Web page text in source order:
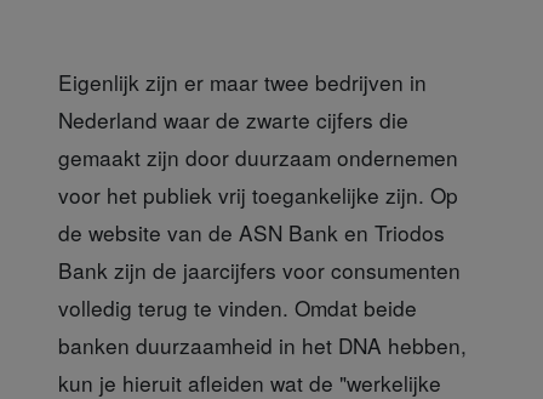
Eigenlijk zijn er maar twee bedrijven in
Nederland waar de zwarte cijfers die
gemaakt zijn door duurzaam ondernemen
voor het publiek vrij toegankelijke zijn. Op
de website van de ASN Bank en Triodos
Bank zijn de jaarcijfers voor consumenten
volledig terug te vinden. Omdat beide
banken duurzaamheid in het DNA hebben,
kun je hieruit afleiden wat de "werkelijke